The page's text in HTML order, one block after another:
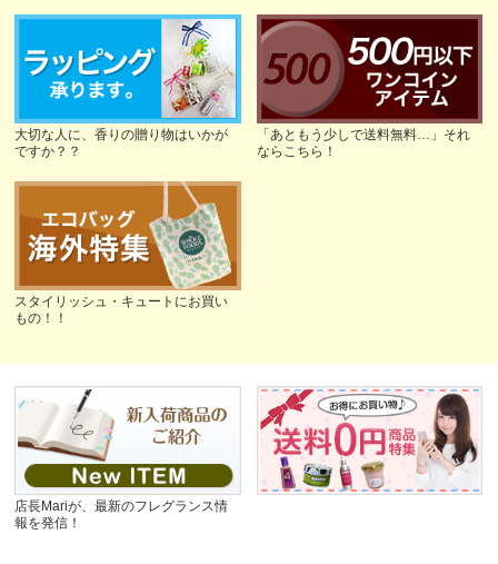
大切な人に、香りの贈り物はいかが
ですか？？
「あともう少しで送料無料…」それ
ならこちら！
スタイリッシュ・キュートにお買い
もの！！
店長Mariが、最新のフレグランス情
報を発信！